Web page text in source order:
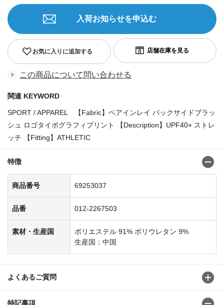
お気に入りに追加する
入荷お知らせを申込む
この商品について問い合わせる
関連 KEYWORD
SPORT / APPAREL 【Fabric】ベアインレイ バックサイドブラッ
シュ ロゴタイポグラフィプリント 【Description】UPF40+ ストレ
ッチ 【Fitting】ATHLETIC
特徴
商品番号 69253037
品番 012-2267503
素材・生産国
ポリエステル 91% ポリウレタン 9%
生産国：中国
よくあるご質問
特記事項